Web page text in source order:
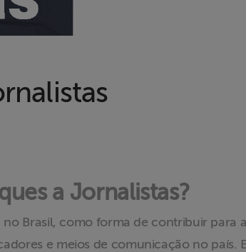
a Jornalistas?
Brasil, como forma de contribuir para
e meios de comunicação no país.